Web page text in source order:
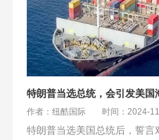
特朗普当选总统，会引发美国
作者：纽酷国际 时间：2024-
特朗普当选美国总统后，誓